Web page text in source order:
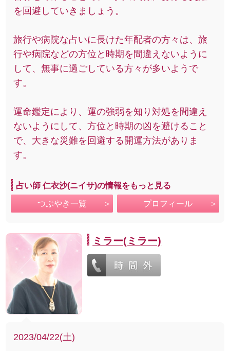
を回避していきましょう。
旅行や病院な占いに長けた年配者の方々は、旅
行や病院などの方位と時期を間違えないように
して、無事に過ごしている方々が多いようで
す。
運命鑑定により、運の強弱を知り対処を間違え
ないようにして、方位と時期の凶を避けること
で、大きな災難を回避する開運方法がありま
す。
占い師 仁衣沙(ニイサ)の情報をもっと見る
つぶやき一覧 プロフィール
ミラー(ミラー)
2023/04/22(土)